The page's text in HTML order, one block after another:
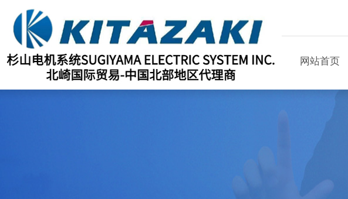
网站首页